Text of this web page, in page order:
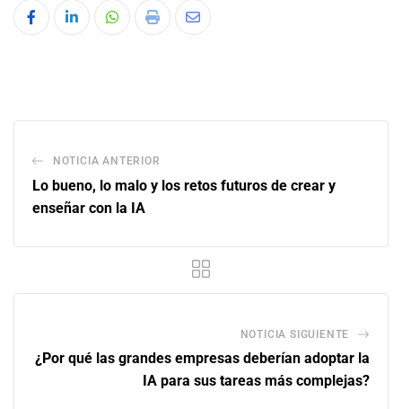
NOTICIA ANTERIOR
Lo bueno, lo malo y los retos futuros de crear y
enseñar con la IA
NOTICIA SIGUIENTE
¿Por qué las grandes empresas deberían adoptar la
IA para sus tareas más complejas?